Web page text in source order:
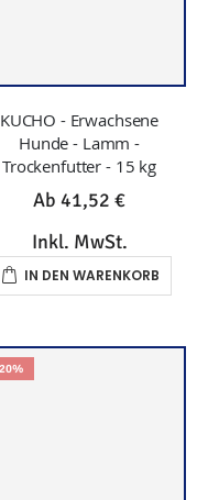
Inkl. MwSt.
IN DEN WARENKORB